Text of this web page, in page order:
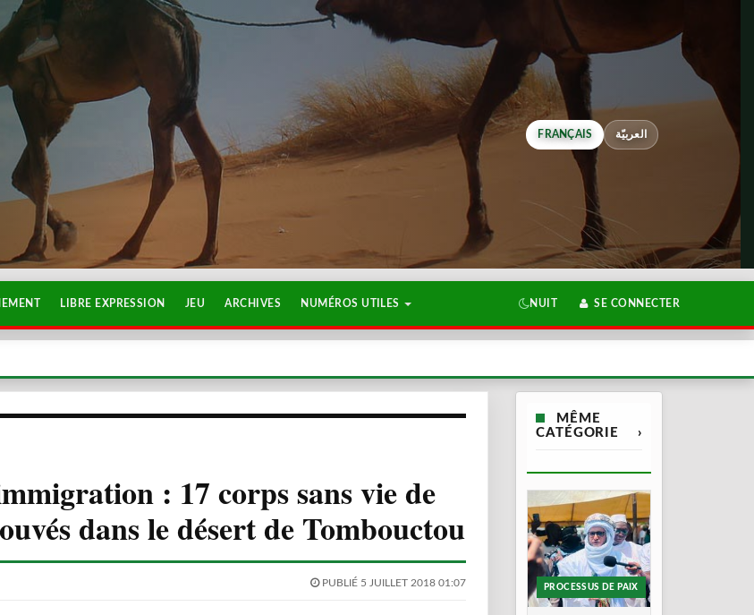
FRANÇAIS العربيّة
LIBRE EXPRESSION JEU ARCHIVES NUMÉROS UTILES NUIT SE CONNECTER
: 17 corps sans vie de
dans le désert de Tombouctou
PUBLIÉ 5 JUILLET 2018 01:07
MÊME
CATÉGORIE
›
PROCESSUS DE PAIX